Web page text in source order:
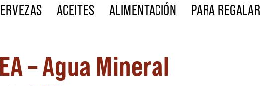
ACEITES ALIMENTACIÓN PARA REGALAR
– Agua Mineral